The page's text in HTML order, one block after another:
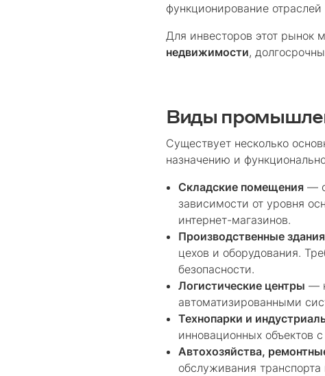
функционирование
Для инвесторов этот рынок
недвижимости,
Виды
Существует несколько
назначению и
Складские помещения —
зависимости от уровня
интернет-магазинов.
Производственные здания
цехов и оборудования.
безопасности.
Логистические центры —
автоматизированными
Технопарки и
инновационных объектов
Автохозяйства,
обслуживания